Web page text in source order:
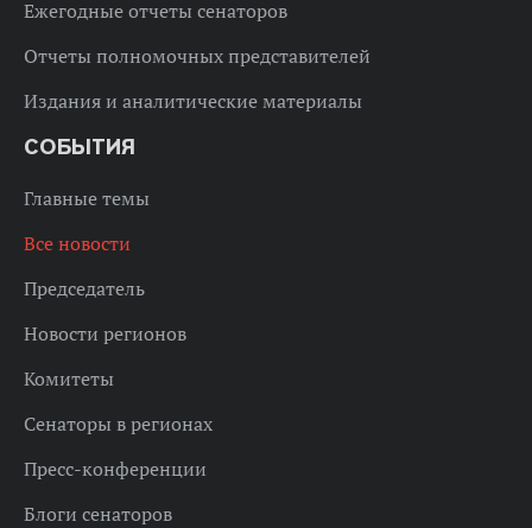
Ежегодные отчеты сенаторов
Отчеты полномочных представителей
Издания и аналитические материалы
СОБЫТИЯ
Главные темы
Все новости
Председатель
Новости регионов
Комитеты
Сенаторы в регионах
Пресс-конференции
Блоги сенаторов